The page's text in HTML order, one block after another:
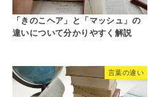
「きのこヘア」と「マッシュ」の
違いについて分かりやすく解説
言葉の違い